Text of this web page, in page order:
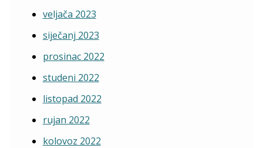
veljača 2023
siječanj 2023
prosinac 2022
studeni 2022
listopad 2022
rujan 2022
kolovoz 2022